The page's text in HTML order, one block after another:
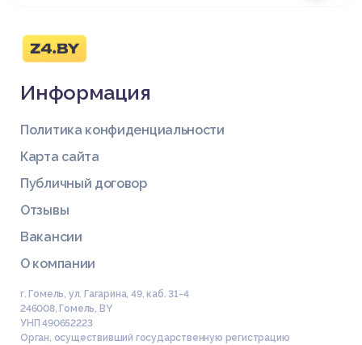
Информация
Политика конфиденциальности
Карта сайта
Публичный договор
Отзывы
Вакансии
О компании
г. Гомель, ул. Гагарина, 49, каб. 31-4
246008,Гомель BY
УНП 490652223
Орган, осуществивший государственную регистрацию